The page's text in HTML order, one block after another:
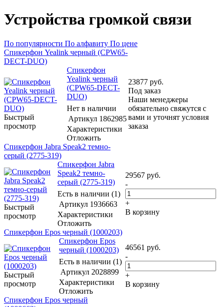
Устройства громкой связи
По популярности По алфавиту По цене
Спикерфон Yealink черный (CPW65-
DECT-DUO)
Быстрый
просмотр
Спикерфон
Yealink черный
(CPW65-DECT-
DUO)
Нет в наличии
Артикул 1862985
Характеристики
Отложить
23877 руб.
Под заказ
Наши менеджеры
обязательно свяжутся с
вами и уточнят условия
заказа
Спикерфон Jabra Speak2 темно-
серый (2775-319)
Быстрый
просмотр
Спикерфон Jabra
Speak2 темно-
серый (2775-319)
Есть в наличии (1)
Артикул 1936663
Характеристики
Отложить
29567 руб.
-
+
В корзину
Спикерфон Epos черный (1000203)
Быстрый
просмотр
Спикерфон Epos
черный (1000203)
Есть в наличии (1)
Артикул 2028899
Характеристики
Отложить
46561 руб.
-
+
В корзину
Спикерфон Epos черный